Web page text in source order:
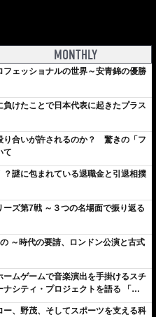
MONTHLY
ェッショナルの世界～安青錦の優勝
負けたことで日本代表に起きたプラス
り合いが許されるのか？ 驚きの「フ
て
謎に包まれている退職金と引退相撲
ズ第7戦 ～３つの名場面で振り返る
～時代の要請、ロンドン公演と古式
ムゲームで音楽演出を手掛けるスチ
シティ・プロジェクトを語る 「楽
、ずっと成長曲線だから」
、野茂、そしてスポーツを支える科